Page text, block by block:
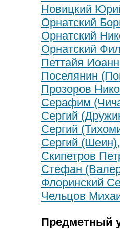
Новицкий
Орнатский
Орнатский
Орнатский
Петтайя Иоанн
Поселянин
Прозоров
Серафим
Сергий
Сергий
Сергий
Скипетров
Стефан
Флоринский
Чельцов
Предметный